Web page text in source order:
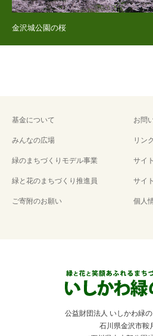
金沢城公園の桜
基金について
みんなの広場
緑のまちづくりモデル事業
緑と花のまちづくり推進員
ご寄附のお願い
お問
リン
サイ
サイ
個人
公益財団法人 いしかわ緑
石川県金沢市鞍